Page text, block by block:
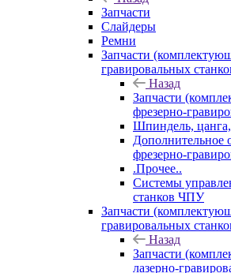
Запчасти
Слайдеры
Ремни
Запчасти
гравировальных
Назад
Запчасти
фрезерно-
Шпиндель,
Дополнительное
фрезерно-
.Прочее..
Системы
станков ЧПУ
Запчасти
гравировальных
Назад
Запчасти
лазерно-